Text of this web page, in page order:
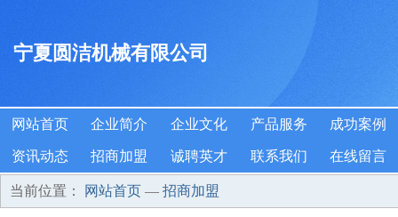
宁夏圆洁机械有限公司
网站首页 企业简介 企业文化 产品服务 成功案例
资讯动态 招商加盟 诚聘英才 联系我们 在线留言
当前位置： 网站首页 — 招商加盟